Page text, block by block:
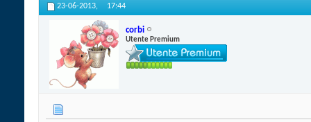
23-06-2013, 17:44
corbi
Utente Premium